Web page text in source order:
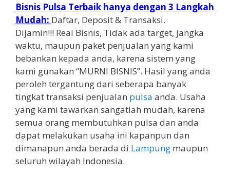
Bisnis Pulsa Terbaik hanya dengan 3 Langkah
Mudah: Daftar, Deposit & Transaksi.
Dijamin!!! Real Bisnis, Tidak ada target, jangka
waktu, maupun paket penjualan yang kami
bebankan kepada anda, karena sistem yang
kami gunakan “MURNI BISNIS”. Hasil yang anda
peroleh tergantung dari seberapa banyak
tingkat transaksi penjualan pulsa anda. Usaha
yang kami tawarkan sangatlah mudah, karena
semua orang membutuhkan pulsa dan anda
dapat melakukan usaha ini kapanpun dan
dimanapun anda berada di Lampung maupun
seluruh wilayah Indonesia.